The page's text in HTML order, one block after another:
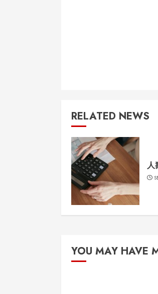
RELATED NEWS
人
YOU MAY HAVE